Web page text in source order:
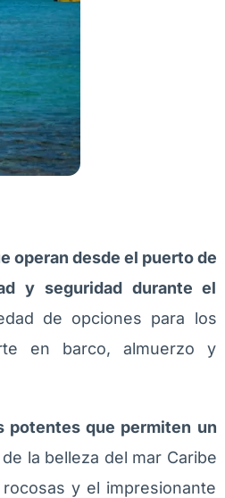
operan desde el puerto de
y seguridad durante el
de opciones para los
en barco, almuerzo y
potentes que permiten un
la belleza del mar Caribe
y el impresionante